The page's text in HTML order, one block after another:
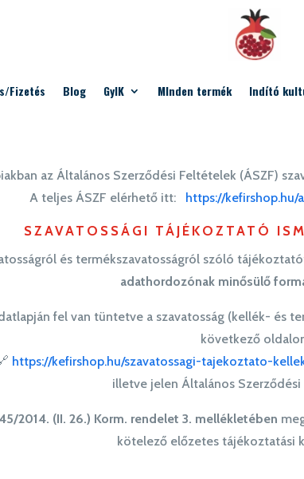
Fizetés Blog GyIK MInden termék Indító
az Általános Szerződési Feltételek (ÁSZF)
A teljes ÁSZF elérhető itt:
https://
SZAVATOSSÁGI TÁJÉKOZTATÓ
és termékszavatosságról szóló
adathordozónak minősülő
fel van tüntetve a szavatosság (kellék- és
következő
https://kefirshop.hu/szavatossagi-tajekoztato-
illetve jelen Általános
2014. (II. 26.) Korm. rendelet 3. mellékletében
kötelező előzetes tájékoztatási